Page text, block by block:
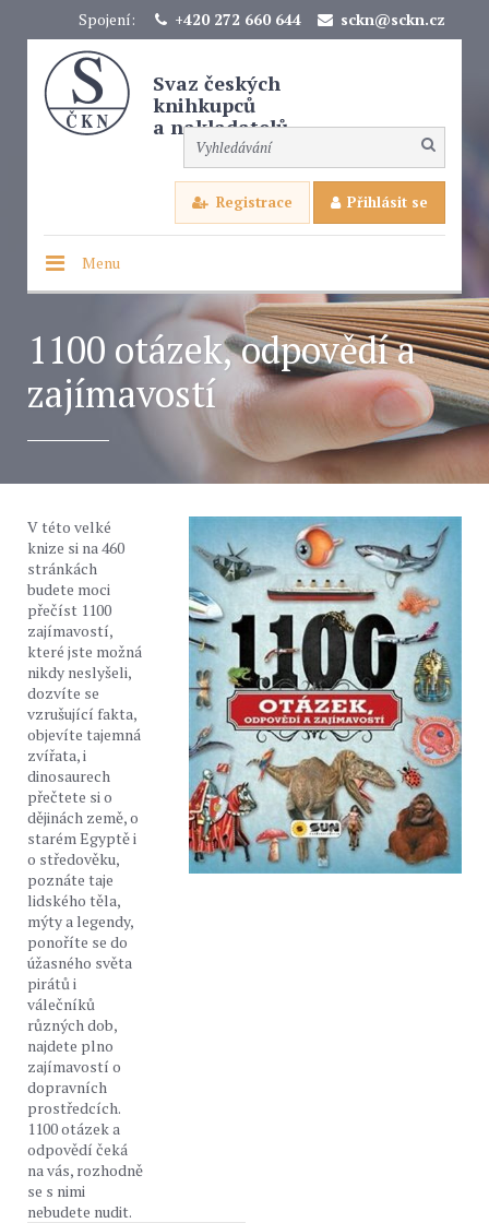
Spojení: +420 272 660 644 sckn@sckn.cz
Svaz českých
knihkupců
a nakladatelů
Registrace Přihlásit se
Menu
1100 otázek, odpovědí a
zajímavostí
V této velké
knize si na 460
stránkách
budete moci
přečíst 1100
zajímavostí,
které jste možná
nikdy neslyšeli,
dozvíte se
vzrušující fakta,
objevíte tajemná
zvířata, i
dinosaurech
přečtete si o
dějinách země, o
starém Egyptě i
o středověku,
poznáte taje
lidského těla,
mýty a legendy,
ponoříte se do
úžasného světa
pirátů i
válečníků
různých dob,
najdete plno
zajímavostí o
dopravních
prostředcích.
1100 otázek a
odpovědí čeká
na vás, rozhodně
se s nimi
nebudete nudit.